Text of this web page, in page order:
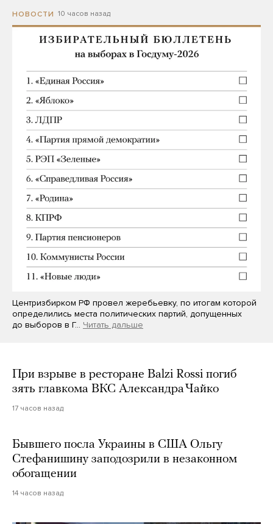
НОВОСТИ 10 часов назад
Центризбирком РФ провел жеребьевку, по итогам которой
определились места политических партий, допущенных
до выборов в Г… Читать дальше
При взрыве в ресторане Balzi Rossi погиб
зять главкома ВКС Александра Чайко
17 часов назад
Бывшего посла Украины в США Ольгу
Стефанишину заподозрили в незаконном
обогащении
14 часов назад